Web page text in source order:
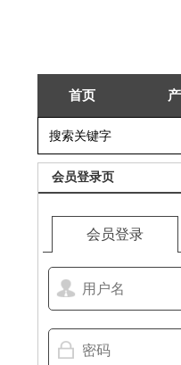
首页
会员登录页
会员登录